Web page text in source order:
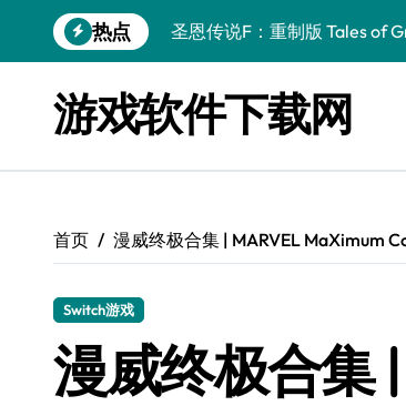
到
热点
圣恩传说F：重制版 Tales of
终焉之玛格诺利亚：雾中之花
休闲运动系列：网球 Casual
星球大战前传1：绝地力量之
阿瑞亚之旅 Worlds of Aria
阿喀琉斯：传说未竟之谜
游戏软件下载网
首页 漫威终极合集 | MARVEL MaXimum
Switch游戏
漫威终极合集